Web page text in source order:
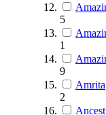
5
1
9
Amrita
2